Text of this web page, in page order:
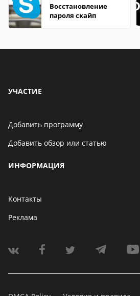
Восстановление
пароля скайп
УЧАСТИЕ
Добавить программу
Добавить обзор или статью
ИНФОРМАЦИЯ
Контакты
Реклама